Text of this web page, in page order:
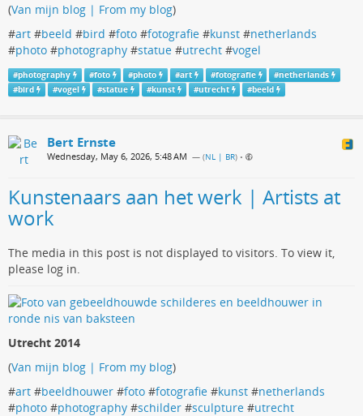
(Van mijn blog | From my blog)
#art #beeld #bird #foto #fotografie #kunst #netherlands
#photo #photography #statue #utrecht #vogel
#photography #foto #photo #art #fotografie #netherlands
#bird #vogel #statue #kunst #utrecht #beeld
Bert Ernste
Wednesday, May 6, 2026, 5:48 AM — (NL | BR) •
Kunstenaars aan het werk | Artists at
work
The media in this post is not displayed to visitors. To view it,
please log in.
Utrecht 2014
(Van mijn blog | From my blog)
#art #beeldhouwer #foto #fotografie #kunst #netherlands
#photo #photography #schilder #sculpture #utrecht